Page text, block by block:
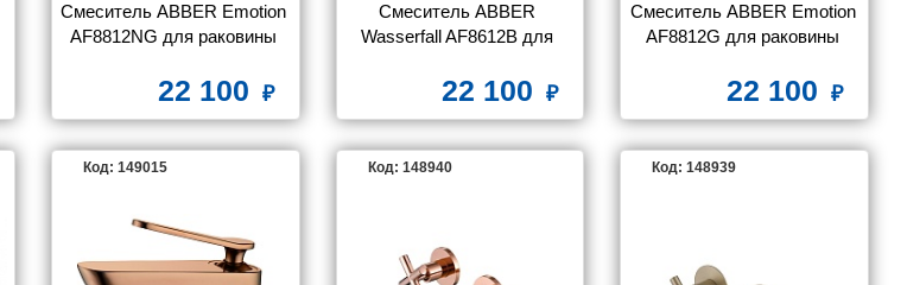
Смеситель ABBER Emotion
AF8812NG для раковины
22 100
Смеситель ABBER
Wasserfall AF8612B для
монтажа, черный матовый
22 100
Смеситель ABBER Emotion
AF8812G для раковины
матовое
22 100
Код: 149015 Код: 148940 Код: 148939